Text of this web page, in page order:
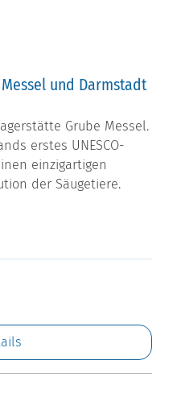
und Darmstadt
Grube Messel.
erstes UNESCO-
einzigartigen
der Säugetiere.